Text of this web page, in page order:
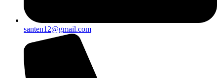
santen12@gmail.com